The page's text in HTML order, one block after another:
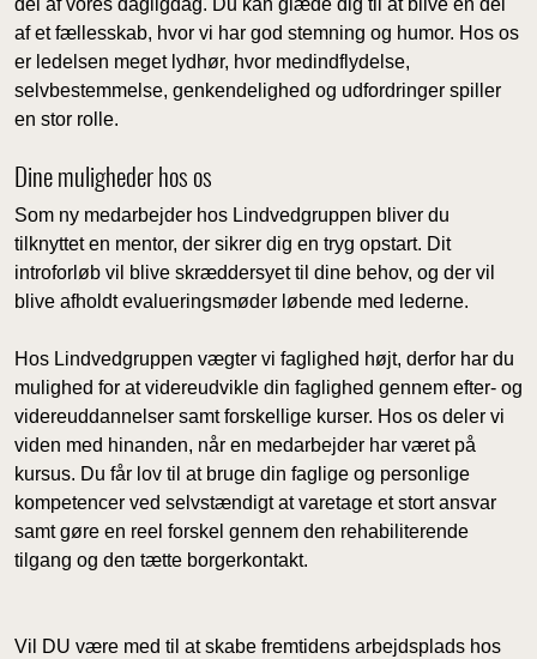
af et fællesskab, hvor vi har god stemning og humor. Hos os
er ledelsen meget lydhør, hvor medindflydelse,
selvbestemmelse, genkendelighed og udfordringer spiller
en stor rolle.
Dine muligheder hos os
Som ny medarbejder hos Lindvedgruppen bliver du
tilknyttet en mentor, der sikrer dig en tryg opstart. Dit
introforløb vil blive skræddersyet til dine behov, og der vil
blive afholdt evalueringsmøder løbende med lederne.
Hos Lindvedgruppen vægter vi faglighed højt, derfor har du
mulighed for at videreudvikle din faglighed gennem efter- og
videreuddannelser samt forskellige kurser. Hos os deler vi
viden med hinanden, når en medarbejder har været på
kursus. Du får lov til at bruge din faglige og personlige
kompetencer ved selvstændigt at varetage et stort ansvar
samt gøre en reel forskel gennem den rehabiliterende
tilgang og den tætte borgerkontakt.
Vil DU være med til at skabe fremtidens arbejdsplads hos